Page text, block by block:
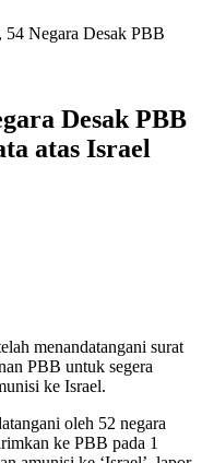
Negara Desak PBB
Desak PBB
atas Israel
menandatangani surat
PBB untuk segera
ke Israel.
oleh 52 negara
ke PBB pada 1